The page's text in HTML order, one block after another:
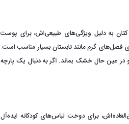
به دلیل ویژگی‌های طبیعی‌اش، برای پوست
گرم مانند تابستان بسیار مناسب است.
عین حال خشک بماند. اگر به دنبال یک پارچه
برای دوخت لباس‌های کودکانه ایده‌آل